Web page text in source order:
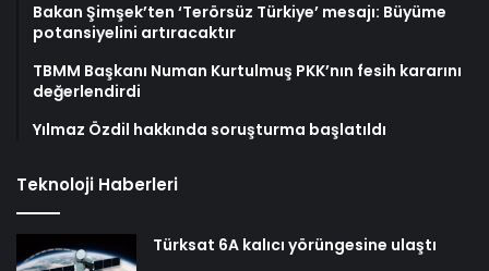
Bakan Şimşek’ten ‘Terörsüz Türkiye’ mesajı: Büyüme
potansiyelini artıracaktır
TBMM Başkanı Numan Kurtulmuş PKK’nın fesih kararını
değerlendirdi
Yılmaz Özdil hakkında soruşturma başlatıldı
Teknoloji Haberleri
Türksat 6A kalıcı yörüngesine ulaştı